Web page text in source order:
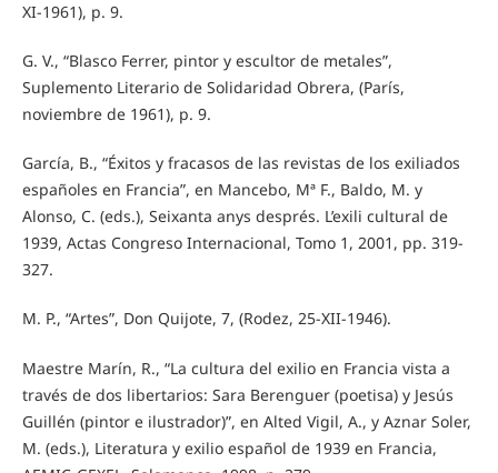
XI-1961), p. 9.
G. V., “Blasco Ferrer, pintor y escultor de metales”,
Suplemento Literario de Solidaridad Obrera, (París,
noviembre de 1961), p. 9.
García, B., “Éxitos y fracasos de las revistas de los exiliados
españoles en Francia”, en Mancebo, Mª F., Baldo, M. y
Alonso, C. (eds.), Seixanta anys després. L’exili cultural de
1939, Actas Congreso Internacional, Tomo 1, 2001, pp. 319-
327.
M. P., “Artes”, Don Quijote, 7, (Rodez, 25-XII-1946).
Maestre Marín, R., “La cultura del exilio en Francia vista a
través de dos libertarios: Sara Berenguer (poetisa) y Jesús
Guillén (pintor e ilustrador)”, en Alted Vigil, A., y Aznar Soler,
M. (eds.), Literatura y exilio español de 1939 en Francia,